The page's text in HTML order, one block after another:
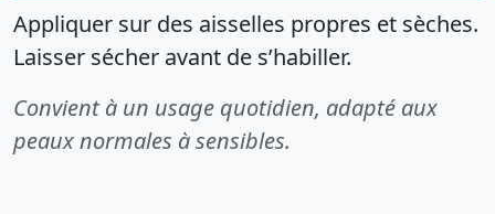
Appliquer sur des aisselles propres et sèches.
Laisser sécher avant de s’habiller.
Convient à un usage quotidien, adapté aux
peaux normales à sensibles.